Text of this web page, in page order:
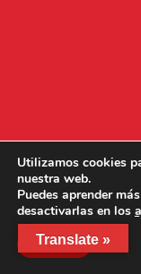
Translate »
Utilizamos cookies
nuestra web.
Puedes aprender
desactivarlas en los
Aceptar